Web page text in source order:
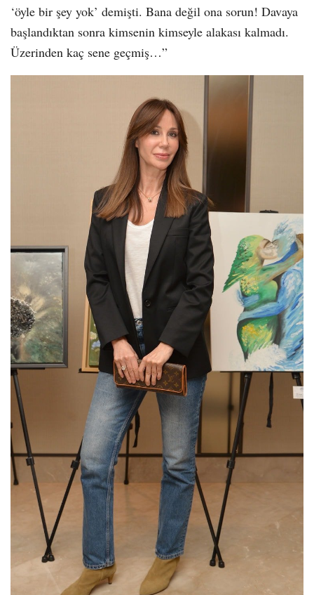
‘öyle bir şey yok’ demişti. Bana değil ona sorun! Davaya
başlandıktan sonra kimsenin kimseyle alakası kalmadı.
Üzerinden kaç sene geçmiş…”